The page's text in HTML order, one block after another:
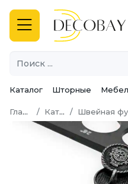
Каталог Шторные
Главная Каталог Швейная фурнитура